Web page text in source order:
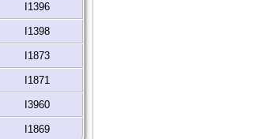
I1396
I1398
I1873
I1871
I3960
I1869